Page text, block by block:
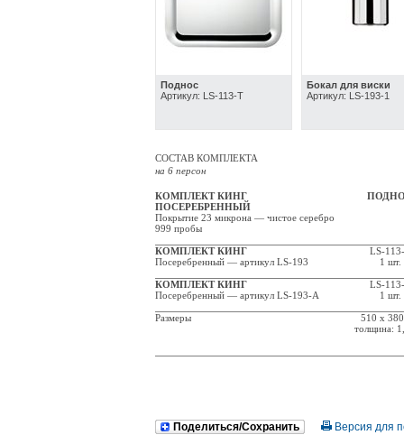
Поднос
Артикул: LS-113-T
Бокал для виски
Артикул: LS-193-1
СОСТАВ КОМПЛЕКТА
на 6 персон
КОМПЛЕКТ КИНГ
ПОСЕРЕБРЕННЫЙ
Покрытие 23 микрона — чистое серебро
999 пробы
КОМПЛЕКТ КИНГ
Посеребренный — артикул LS-193
LS-
1 шт.
КОМПЛЕКТ КИНГ
Посеребренный — артикул LS-193-A
LS-
1 шт.
Размеры
510 x
толщина:
Поделиться/Сохранить Версия для